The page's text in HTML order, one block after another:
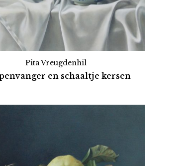
Pita Vreugdenhil
en schaaltje kersen